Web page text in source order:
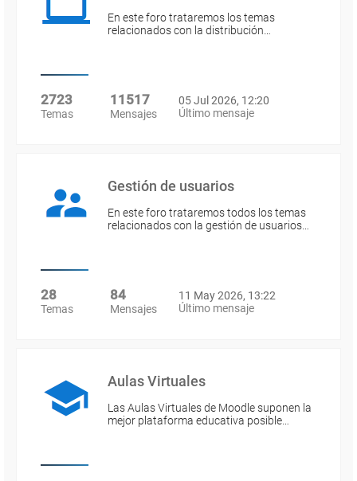
En este foro trataremos los temas
relacionados con la distribución…
2723
Temas
11517
Mensajes
05 Jul 2026, 12:20
Último mensaje
Gestión de usuarios
En este foro trataremos todos los temas
relacionados con la gestión de usuarios…
28
Temas
84
Mensajes
11 May 2026, 13:22
Último mensaje
Aulas Virtuales
Las Aulas Virtuales de Moodle suponen la
mejor plataforma educativa posible…